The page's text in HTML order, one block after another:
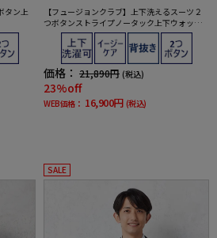
タン上
【フュージョンクラブ】上下洗えるスーツ２
つボタンストライプノータック上下ウォッシ
ャブル通年ポリエステル100%
価格： 21,890円 (税込)
23%off
WEB価格： 16,900円 (税込)
SALE